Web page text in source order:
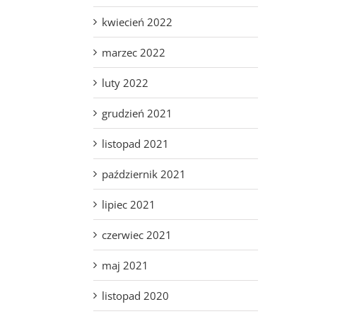
kwiecień 2022
marzec 2022
luty 2022
grudzień 2021
listopad 2021
październik 2021
lipiec 2021
czerwiec 2021
maj 2021
listopad 2020